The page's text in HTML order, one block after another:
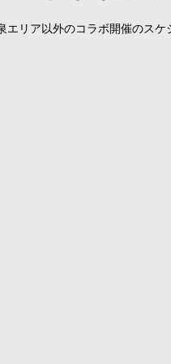
エリア以外のコラボ開催のス